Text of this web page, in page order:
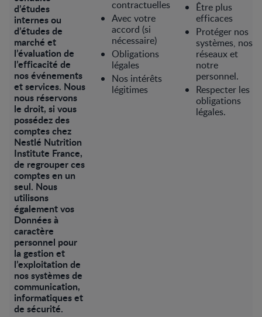
d’études
internes ou
d’études de
marché et
l’évaluation de
l’efficacité de
nos événements
et services. Nous
nous réservons
le droit, si vous
possédez des
comptes chez
Nestlé Nutrition
Institute France,
de regrouper ces
comptes en un
seul. Nous
utilisons
également vos
Données à
caractère
personnel pour
la gestion et
l’exploitation de
nos systèmes de
communication,
informatiques et
de sécurité.
contractuelles
Avec votre
accord (si
nécessaire)
Obligations
légales
Nos intérêts
légitimes
Être plus
efficaces
Protéger nos
systèmes, nos
réseaux et
notre
personnel.
Respecter les
obligations
légales.